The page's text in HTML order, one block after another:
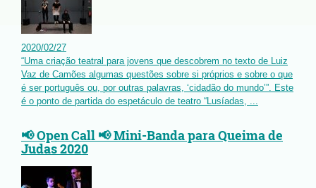
2020/02/27
“Uma criação teatral para jovens que descobrem no texto de Luiz
Vaz de Camões algumas questões sobre si próprios e sobre o que
é ser português ou, por outras palavras, ‘cidadão do mundo’”. Este
é o ponto de partida do espetáculo de teatro “Lusíadas, ...
📢 Open Call 📢 Mini-Banda para Queima de
Judas 2020